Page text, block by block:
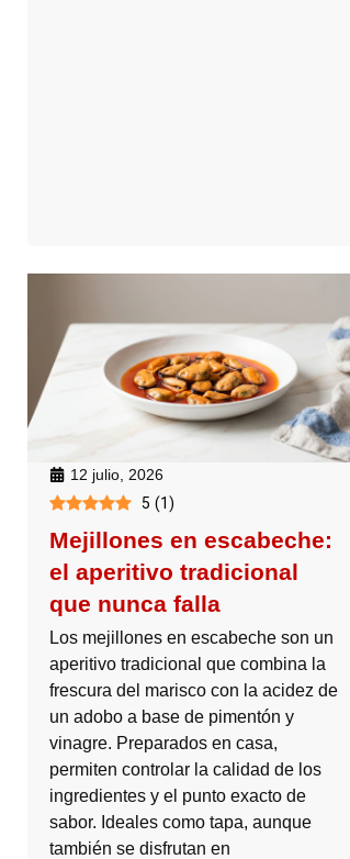
12 julio, 2026
5 (1)
Mejillones en escabeche:
el aperitivo tradicional
que nunca falla
Los mejillones en escabeche son un
aperitivo tradicional que combina la
frescura del marisco con la acidez de
un adobo a base de pimentón y
vinagre. Preparados en casa,
permiten controlar la calidad de los
ingredientes y el punto exacto de
sabor. Ideales como tapa, aunque
también se disfrutan en